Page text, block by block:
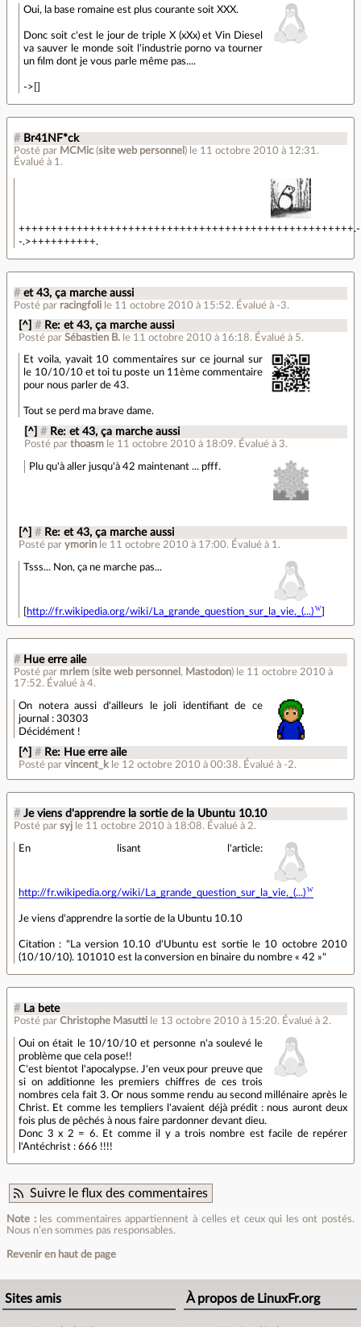
Oui, la base romaine est plus courante soit XXX.
Donc soit c'est le jour de triple X (xXx) et Vin Diesel
va sauver le monde soit l'industrie porno va tourner
un film dont je vous parle même pas....
->[]
# Br41NF*ck
Posté par MCMic(site web personnel ) le 11 octobre 2010 à 12:31 .
Évalué à 1 .
++++++++++++++++++++++++++++++++++++++++++++++++++++.-
-.>++++++++++.
# et 43, ça marche aussi
Posté par racingfoli le 11 octobre 2010 à 15:52. Évalué à -3.
[^] # Re: et 43, ça marche aussi
Posté parSébastien B. le 11 octobre 2010 à 16:18. Évalué à 5.
Et voila, yavait 10 commentaires sur ce journal sur
le 10/10/10 et toi tu poste un 11ème commentaire
pour nous parler de 43.
Tout se perd ma brave dame.
[^] # Re: et 43, ça marche aussi
Posté par thoasm le 11 octobre 2010 à 18:09. Évalué à 3.
Plu qu'à aller jusqu'à 42 maintenant ... pfff.
[^] # Re: et 43, ça marche aussi
Posté parymorin le 11 octobre 2010 à 17:00. Évalué à 1 .
Tsss... Non, ça ne marche pas...
http://fr.wikipedia.org/wiki/La_grande_question_sur_la_vie,_(...)
# Hue erre aile
Posté par mrlem (site web personnel , Mastodon) le 11 octobre 2010 à
17:52. Évalué à 4.
On notera aussi d'ailleurs le joli identifiant de ce
journal : 30303
Décidément !
[^] # Re: Hue erre aile
Posté parvincent_k le 12 octobre 2010 à 00:38. Évalué à -2.
# Je viens d'apprendre la sortie de la Ubuntu 10.10
Posté par syj le 11 octobre 2010 à 18:08. Évalué à 2.
En lisant l'article:
http://fr.wikipedia.org/wiki/La_grande_question_sur_la_vie,_(...)
Je viens d'apprendre la sortie de la Ubuntu 10.10
Citation : "La version 10.10 d'Ubuntu est sortie le 10 octobre 2010
(10/10/10). 101010 est la conversion en binaire du nombre « 42 »"
# La bete
Posté par Christophe Masutti le 13 octobre 2010 à 15:20. Évalué à 2.
Oui on était le 10/10/10 et personne n'a soulevé le
problème que cela pose!!
C'est bientot l'apocalypse. J'en veux pour preuve que
si on additionne les premiers chiffres de ces trois
nombres cela fait 3. Or nous somme rendu au second millénaire après le
Christ. Et comme les templiers l'avaient déjà prédit : nous auront deux
fois plus de pêchés à nous faire pardonner devant dieu.
Donc 3 x 2 = 6. Et comme il y a trois nombre est facile de repérer
l'Antéchrist : 666 !!!!
Suivre le flux des commentaires
Note :les commentaires appartiennent à celles et ceux qui les ont postés.
Nous n’en sommes pas responsables.
Revenir en haut de page
Sites amis À propos de LinuxFr.org